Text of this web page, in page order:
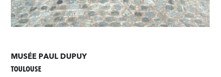
MUSÉE PAUL DUPUY
TOULOUSE